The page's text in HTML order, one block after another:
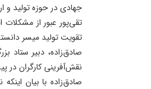
جهادی در حوزه تولید
تقی‌پور عبور از مشکلات
تقویت تولید میسر
صادق‌زاده، دبیر ستاد
نقش‌آفرینی کارگران
صادق‌زاده با بیان